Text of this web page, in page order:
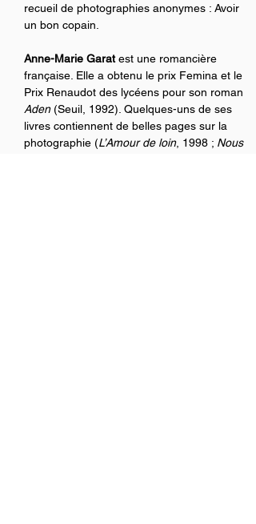
recueil de photographies anonymes : Avoir
un bon copain.
Anne-Marie Garat est une romancière
française. Elle a obtenu le prix Femina et le
Prix Renaudot des lycéens pour son roman
Aden (Seuil, 1992). Quelques-uns de ses
livres contiennent de belles pages sur la
photographie (L’Amour de loin, 1998 ; Nous